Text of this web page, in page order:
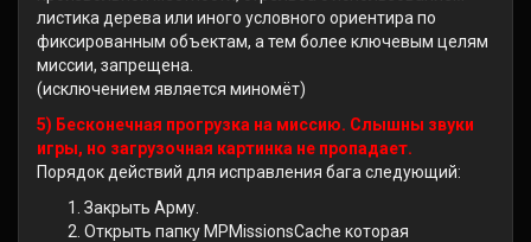
листика дерева или иного условного ориентира по
фиксированным объектам, а тем более ключевым целям
миссии, запрещена.
(исключением является миномёт)
5) Бесконечная прогрузка на миссию. Слышны звуки
игры, но загрузочная картинка не пропадает.
Порядок действий для исправления бага следующий:
Закрыть Арму.
Открыть папку MPMissionsCache которая